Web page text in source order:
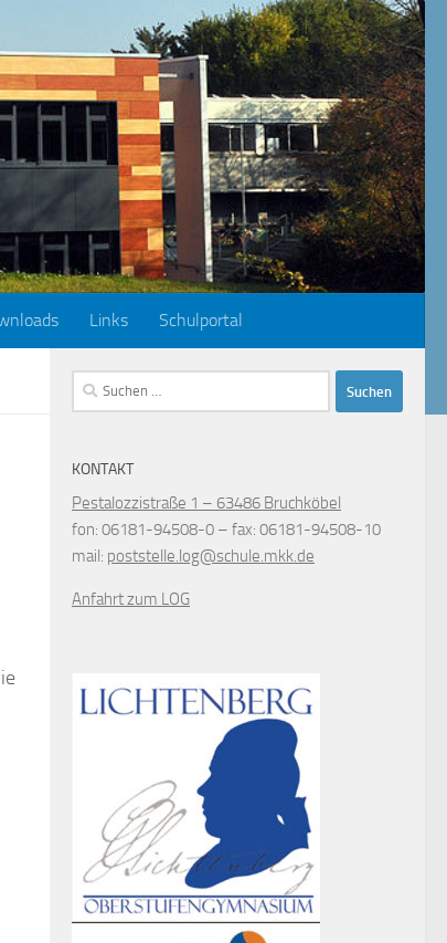
Links Schulportal
Suchen
nach:
KONTAKT
Pestalozzistraße 1 – 63486 Bruchköbel
fon: 06181-94508-0 – fax: 06181-94508-10
mail: poststelle.log@schule.mkk.de
Anfahrt zum LOG